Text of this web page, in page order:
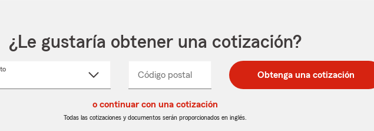
¿Le gustaría obtener una cotización?
Seleccione
Código postal
postal
de
postal
de
_____ Obtenga una cotización
o continuar con una cotización
Todas las cotizaciones y documentos serán proporcionados en inglés.